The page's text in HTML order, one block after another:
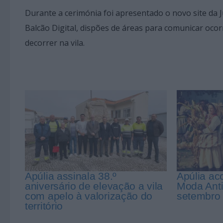
Durante a cerimónia foi apresentado o novo site da
Balcão Digital, dispões de áreas para comunicar
decorrer na vila.
Apúlia assinala 38.º
aniversário de elevação a vila
com apelo à valorização do
território
Apúlia
Moda
setembro